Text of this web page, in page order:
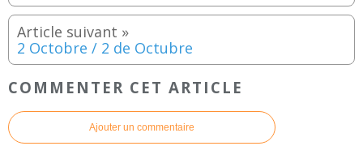
2 Octobre / 2 de Octubre
COMMENTER CET ARTICLE
Ajouter un commentaire